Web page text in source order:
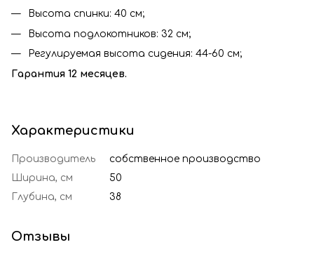
Высота спинки: 40 см;
Высота подлокотников: 32 см;
Регулируемая высота сидения: 44-60 см;
Гарантия 12 месяцев.
Характеристики
Производитель
собственное производство
Ширина, см
50
Глубина, см
38
Отзывы